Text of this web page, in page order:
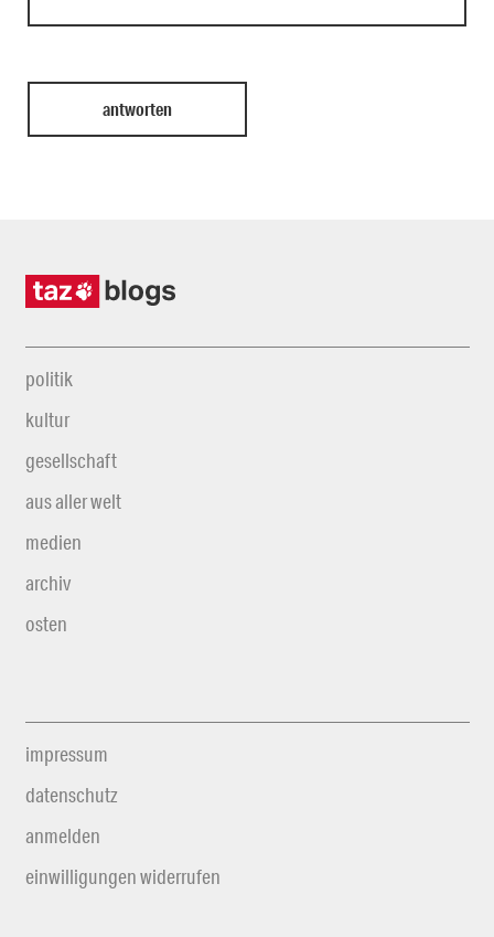
politik
kultur
gesellschaft
aus aller welt
medien
archiv
osten
impressum
datenschutz
anmelden
einwilligungen widerrufen